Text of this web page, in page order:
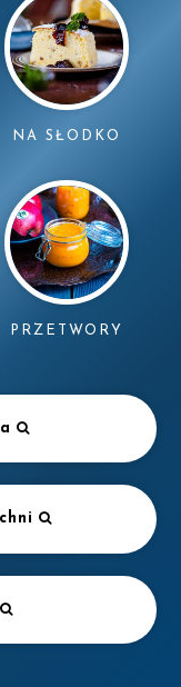
NA SŁODKO
PRZETWORY